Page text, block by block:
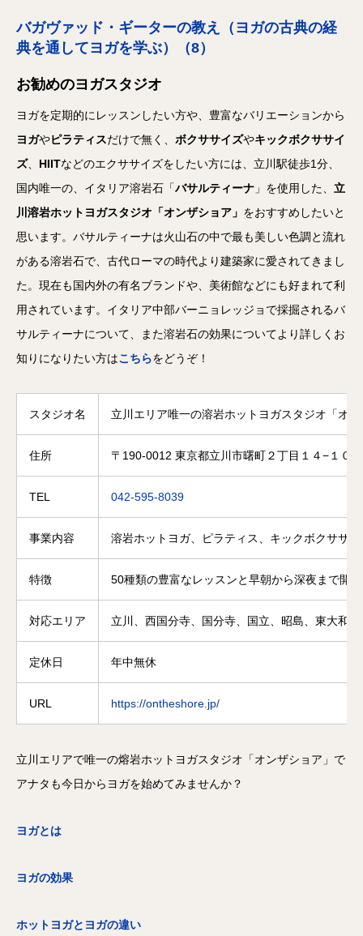
バガヴァッド・ギーターの教え（ヨガの古典の経
典を通してヨガを学ぶ）（8）
お勧めのヨガスタジオ
ヨガを定期的にレッスンしたい方や、豊富なバリエーションから
ヨガやピラティスだけで無く、 ボクササイズやキックボクササイ
ズ、 HIITなどのエクササイズをしたい方には、立川駅徒歩1分、
国内唯一の、イタリア溶岩石「バサルティーナ 」を使用した、 立
川溶岩ホットヨガスタジオ「オンザショア」 をおすすめしたいと
思います。バサルティーナは火山石の中で最も美しい色調と流れ
がある溶岩石で、古代ローマの時代より建築家に愛されてきまし
た。現在も国内外の有名ブランドや、美術館などにも好まれて利
用されています。イタリア中部バーニョレッジョで採掘されるバ
サルティーナについて、また溶岩石の効果についてより詳しくお
知りになりたい方はこちらをどうぞ！
スタジオ名 立川エリア唯一の溶岩ホットヨガスタジオ「オ
住所 〒190-0012 東京都立川市曙町２丁目１４−１０
TEL 042-595-8039
事業内容 溶岩ホットヨガ、ピラティス、キックボクササ
特徴 50種類の豊富なレッスンと早朝から深夜まで開
対応エリア 立川、西国分寺、国分寺、国立、昭島、東大和
定休日 年中無休
URL https://ontheshore.jp/
立川エリアで唯一の熔岩ホットヨガスタジオ「オンザショア」で
アナタも今日からヨガを始めてみませんか？
ヨガとは
ヨガの効果
ホットヨガとヨガの違い